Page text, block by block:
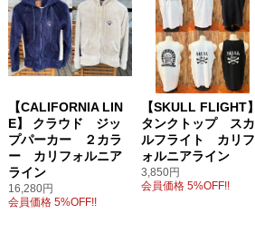
【CALIFORNIA LIN
E】 クラウド ジッ
プパーカー ２カラ
ー カリフォルニア
ライン
16,280円
会員価格 5%OFF!!
【SKULL FLIGHT】
タンクトップ スカ
ルフライト カリフ
ォルニアライン
3,850円
会員価格 5%OFF!!